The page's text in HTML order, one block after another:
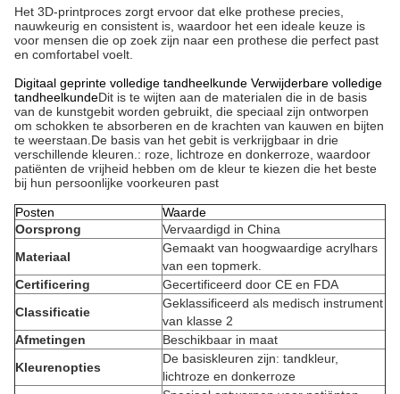
Het 3D-printproces zorgt ervoor dat elke prothese precies,
nauwkeurig en consistent is, waardoor het een ideale keuze is
voor mensen die op zoek zijn naar een prothese die perfect past
en comfortabel voelt.
Digitaal geprinte volledige tandheelkunde Verwijderbare volledige
tandheelkundeDit is te wijten aan de materialen die in de basis
van de kunstgebit worden gebruikt, die speciaal zijn ontworpen
om schokken te absorberen en de krachten van kauwen en bijten
te weerstaan.De basis van het gebit is verkrijgbaar in drie
verschillende kleuren.: roze, lichtroze en donkerroze, waardoor
patiënten de vrijheid hebben om de kleur te kiezen die het beste
bij hun persoonlijke voorkeuren past
Posten
Waarde
Oorsprong
Vervaardigd in China
Materiaal
Gemaakt van hoogwaardige acrylhars
van een topmerk.
Certificering
Gecertificeerd door CE en FDA
Classificatie
Geklassificeerd als medisch instrument
van klasse 2
Afmetingen
Beschikbaar in maat
Kleurenopties
De basiskleuren zijn: tandkleur,
lichtroze en donkerroze